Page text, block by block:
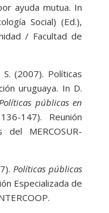
ayuda mutua. In
Social) (Ed.),
/ Facultad de
(2007). Políticas
uruguaya. In D.
Políticas públicas en
147). Reunión
del MERCOSUR-
Políticas públicas
Especializada de